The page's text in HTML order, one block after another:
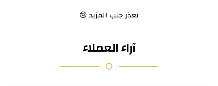
تعذر جلب المزيد 😢
آراء العملاء